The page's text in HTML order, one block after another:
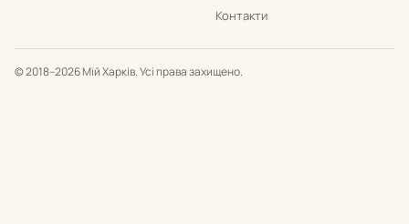
Контакти
© 2018–2026 Мій Харків. Усі права захищено.